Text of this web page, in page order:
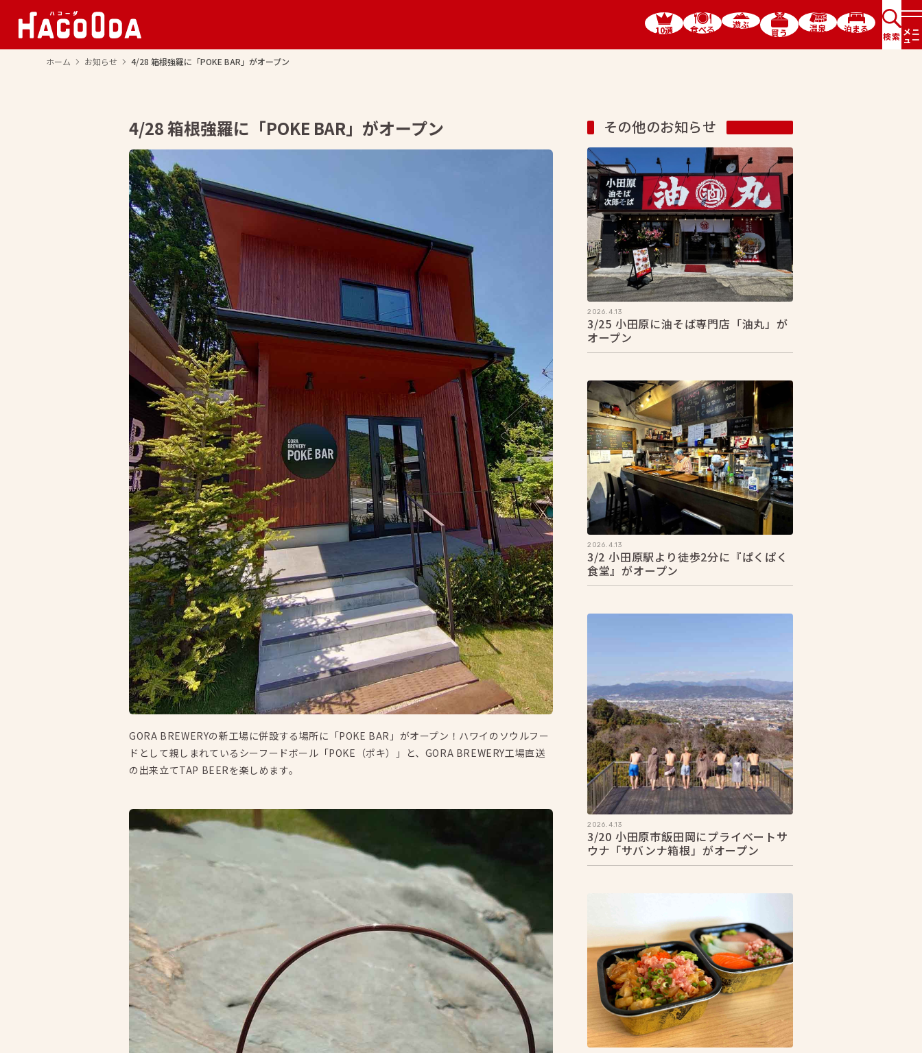
10選 食べる 遊ぶ
買う 温泉 泊まる
検索 メニ
ュー
ホーム
arrow_forward_ios お知らせ arrow_forward_ios 4/28 箱根強羅に「POKE BAR」がオープン
4/28 箱根強羅に「POKE BAR」がオープン
GORA BREWERYの新工場に併設する場所に「POKE BAR」がオープン！ハワイのソウルフー
ドとして親しまれているシーフードボール「POKE（ポキ）」と、GORA BREWERY工場直送
の出来立てTAP BEERを楽しめます。
その他のお知らせ
2026.4.13
3/25 小田原に油そば専門店「油丸」が
オープン
2026.4.13
3/2 小田原駅より徒歩2分に『ぱくぱく
食堂』がオープン
2026.4.13
3/20 小田原市飯田岡にプライベートサ
ウナ「サバンナ箱根」がオープン